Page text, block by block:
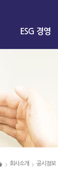
ESG 경영
회사소개 공시정보